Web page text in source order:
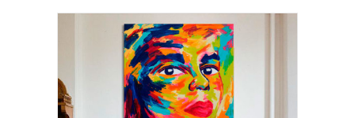
Biographie et Actualités
Mon compte